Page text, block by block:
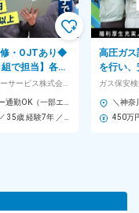
づく募集のため
用する場合
す。
修・OJTあり◆
で担当】各種
防火設備のメ
お任せします
高圧ガス
を行い
る状態
事。先
べる
450万